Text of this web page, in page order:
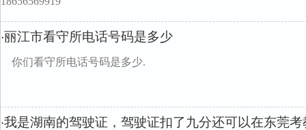
·丽江市看守所电话号码是多少
你们看守所电话号码是多少.
·我是湖南的驾驶证，驾驶证扣了九分还可以在东莞